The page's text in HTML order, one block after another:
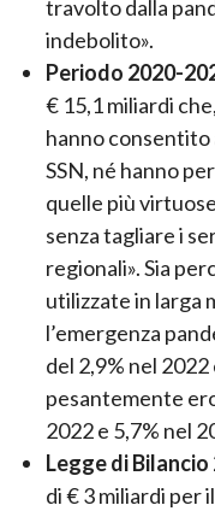
travolto dalla
indebolito».
Periodo 2020-
€ 15,1 miliardi
hanno
SSN, né hanno
quelle più
senza tagliare i
regionali». Sia
utilizzate in larga
l’emergenza
del 2,9% nel
pesantemente
2022 e 5,7% nel
Legge di Bilancio
di € 3 miliardi per